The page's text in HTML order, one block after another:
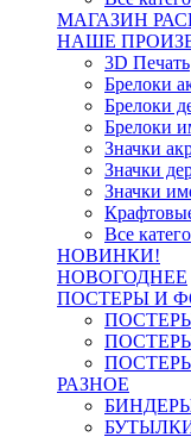
МАГАЗИН
НАШЕ
3D Печать
Брелоки
Брелоки
Брелоки
Значки
Значки
Значки
Все
НОВИНКИ!
НОВОГОДНЕЕ
ПОСТЕРЫ И
РАЗНОЕ